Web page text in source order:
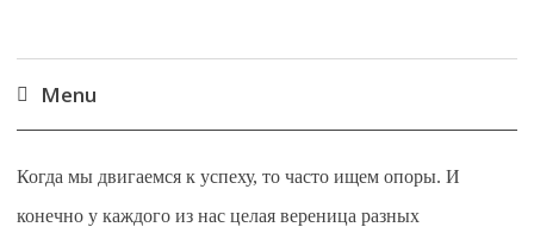
Menu
to
content
Когда мы двигаемся к успеху, то часто ищем опоры. И
конечно у каждого из нас целая вереница разных